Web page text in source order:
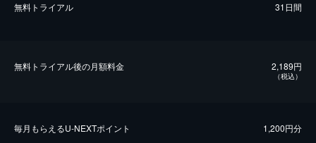
無料トライアル 31日間
無料トライアル後の⽉額料金 2,189円
（税込）
毎⽉もらえるU-NEXTポイント 1,200円分